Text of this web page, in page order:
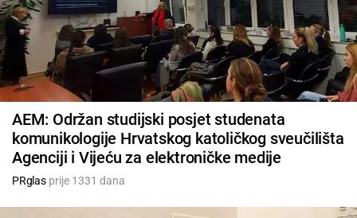
AEM: Održan studijski posjet studenata
komunikologije Hrvatskog katoličkog sveučilišta
Agenciji i Vijeću za elektroničke medije
PRglasprije 1331 dana